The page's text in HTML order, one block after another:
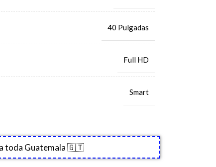
40 Pulgadas
Full HD
Smart
toda Guatemala 🇬🇹